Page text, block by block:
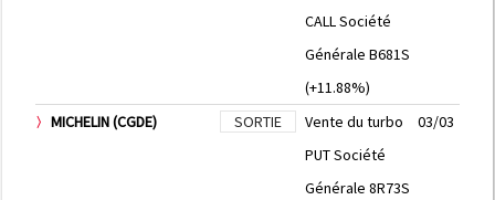
CALL Société
Générale B681S
(+11.88%)
MICHELIN (CGDE) SORTIE
Vente du turbo
PUT Société
Générale 8R73S
03/03